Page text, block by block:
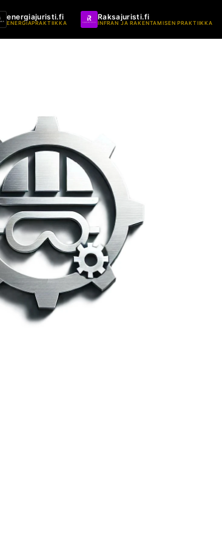
energiajuristi.fi
ENERGIAPRAKTIIKKA
Raksajuristi.fi
INFRAN JA RAKENTAMISEN PRAKTIIKKA